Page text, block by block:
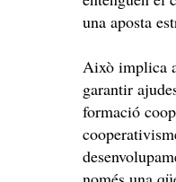
una aposta
Això implica
garantir
formació